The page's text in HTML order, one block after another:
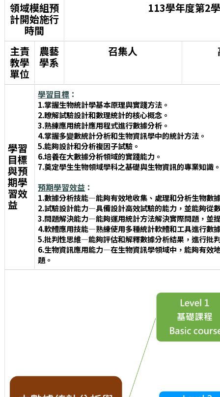
領域模組預
計開始施行
時間
113學年度第2
主責
教學
單位
農藝
學系
召集人
學習
目標
與預
期學
習效
益
學習目標 ：
1.掌握生物統計學基本原理與實踐方法。
2.瞭解試驗設計和數理統計的核心概念。
3.熟練應用統計應用程式進行數據分析。
4.掌握多變數統計分析和生物資訊學中的統計方法。
5.能夠設計和分析複因子試驗。
6.培養在大數據分析領域的實踐能力。
7.奠定學生生物領域學科之基礎與生物資訊的專業知識
預期學習效益 ：
1.數據分析技能—能夠有效地收集、處理和分析生物數
2.試驗設計能力—具備設計高效試驗的能力，並能夠從
3.問題解決能力—能夠運用統計方法解決實際問題，並
4.軟體應用技能—熟練使用多種統計軟體和工具進行數
5.批判性思維—能夠評估和解釋數據分析結果，進行批
6.生物資訊應用能力—在生物資訊學領域中，能夠有效
題。